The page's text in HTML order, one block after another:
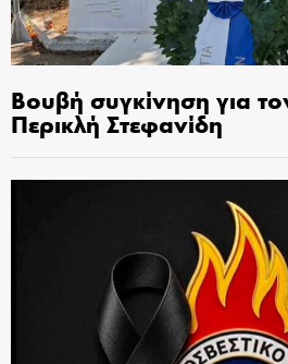
Βουβή συγκίνηση για
Περικλή Στεφανίδη